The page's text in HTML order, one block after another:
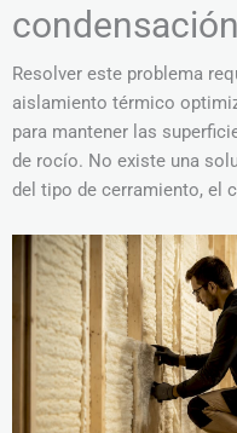
Resolver este problema
aislamiento térmico
para mantener las
de rocío. No existe una
del tipo de cerramiento, el